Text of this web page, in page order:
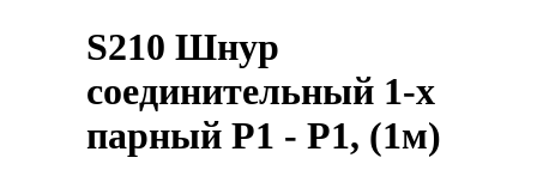
S210 Шнур
соединительный 1-х
парный Р1 - Р1, (1м)